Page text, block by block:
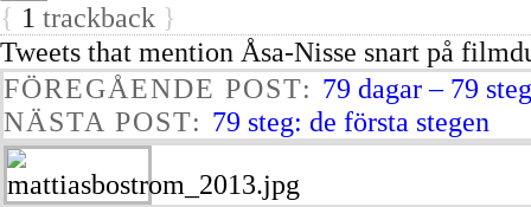
{ 1 trackback }
Tweets that mention Åsa-Nisse snart på
FÖREGÅENDE POST: 79 dagar – 79
NÄSTA POST: 79 steg: de första stegen